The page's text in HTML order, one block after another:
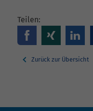
Teilen:
Zurück zur Übersicht